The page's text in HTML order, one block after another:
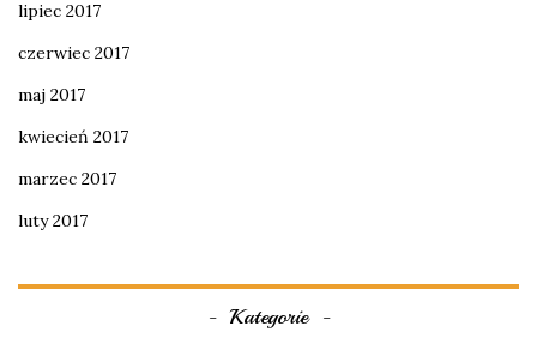
lipiec 2017
czerwiec 2017
maj 2017
kwiecień 2017
marzec 2017
luty 2017
Kategorie